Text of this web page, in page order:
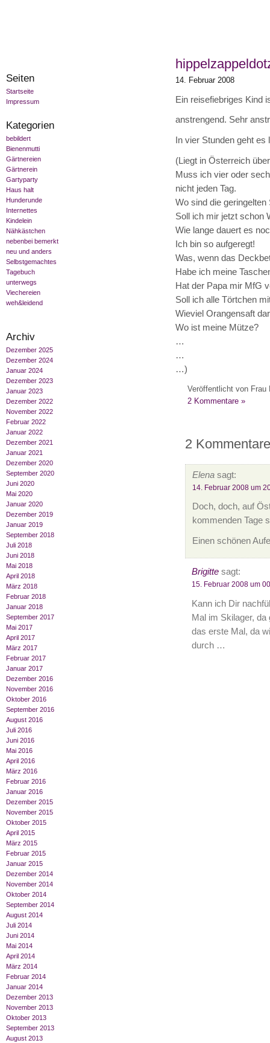
Seiten
Startseite
Impressum
Kategorien
bebildert
Bienenmutti
Gärtnereien
Gärtnerein
Gartyparty
Haus halt
Hunderunde
Internettes
Kindelein
Nähkästchen
nebenbei bemerkt
neu und anders
Selbstgemachtes
Tagebuch
unterwegs
Viechereien
weh&leidend
Archiv
Dezember 2025
Dezember 2024
Januar 2024
Dezember 2023
Januar 2023
Dezember 2022
November 2022
Februar 2022
Januar 2022
Dezember 2021
Januar 2021
Dezember 2020
September 2020
Juni 2020
Mai 2020
Januar 2020
Dezember 2019
Januar 2019
September 2018
Juli 2018
Juni 2018
Mai 2018
April 2018
März 2018
Februar 2018
Januar 2018
September 2017
Mai 2017
April 2017
März 2017
Februar 2017
Januar 2017
Dezember 2016
November 2016
Oktober 2016
September 2016
August 2016
Juli 2016
Juni 2016
Mai 2016
April 2016
März 2016
Februar 2016
Januar 2016
Dezember 2015
November 2015
Oktober 2015
April 2015
März 2015
Februar 2015
Januar 2015
Dezember 2014
November 2014
Oktober 2014
September 2014
August 2014
Juli 2014
Juni 2014
Mai 2014
April 2014
März 2014
Februar 2014
Januar 2014
Dezember 2013
November 2013
Oktober 2013
September 2013
August 2013
14. Februar 2008
Ein reisefiebriges Kind
anstrengend. Sehr
In vier Stunden geht es
(Liegt in Österreich
Muss ich vier oder
nicht jeden Tag.
Wo sind die
Soll ich mir jetzt schon
Wie lange dauert es
Ich bin so aufgeregt!
Was, wenn das
Habe ich meine
Hat der Papa mir MfG
Soll ich alle Törtchen
Wieviel Orangensaft
Wo ist meine Mütze?
…
…
…)
Veröffentlicht von Frau
2 Kommentare »
2
Elenasagt:
14. Februar 2008 um
Doch, doch, auf
kommenden Tage
Einen schönen
Brigittesagt:
15. Februar 2008 um
Kann ich Dir
Mal im Skilager,
das erste Mal, da
durch …